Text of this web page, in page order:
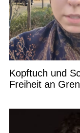
Kopftuch und
Freiheit an